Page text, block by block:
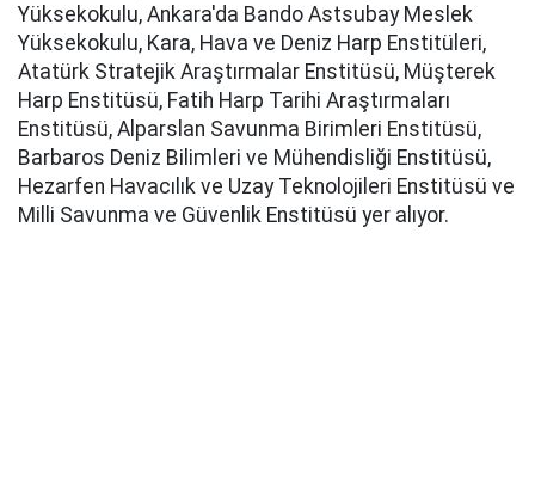
Yüksekokulu, Ankara'da Bando Astsubay Meslek
Yüksekokulu, Kara, Hava ve Deniz Harp Enstitüleri,
Atatürk Stratejik Araştırmalar Enstitüsü, Müşterek
Harp Enstitüsü, Fatih Harp Tarihi Araştırmaları
Enstitüsü, Alparslan Savunma Birimleri Enstitüsü,
Barbaros Deniz Bilimleri ve Mühendisliği Enstitüsü,
Hezarfen Havacılık ve Uzay Teknolojileri Enstitüsü ve
Milli Savunma ve Güvenlik Enstitüsü yer alıyor.